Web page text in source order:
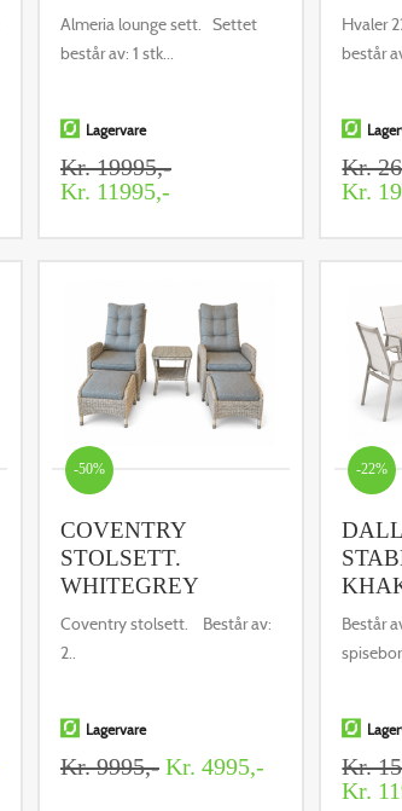
Almeria lounge sett. Settet
består av: 1 stk...
Lagervare
Kr. 19995,-
Kr. 11995,-
Hvaler
består
Kr.
Kr.
-50%
COVENTRY
STOLSETT.
WHITEGREY
Coventry stolsett. Består av:
2..
Lagervare
Kr. 9995,-Kr. 4995,-
-22%
Består
Kr.
Kr.